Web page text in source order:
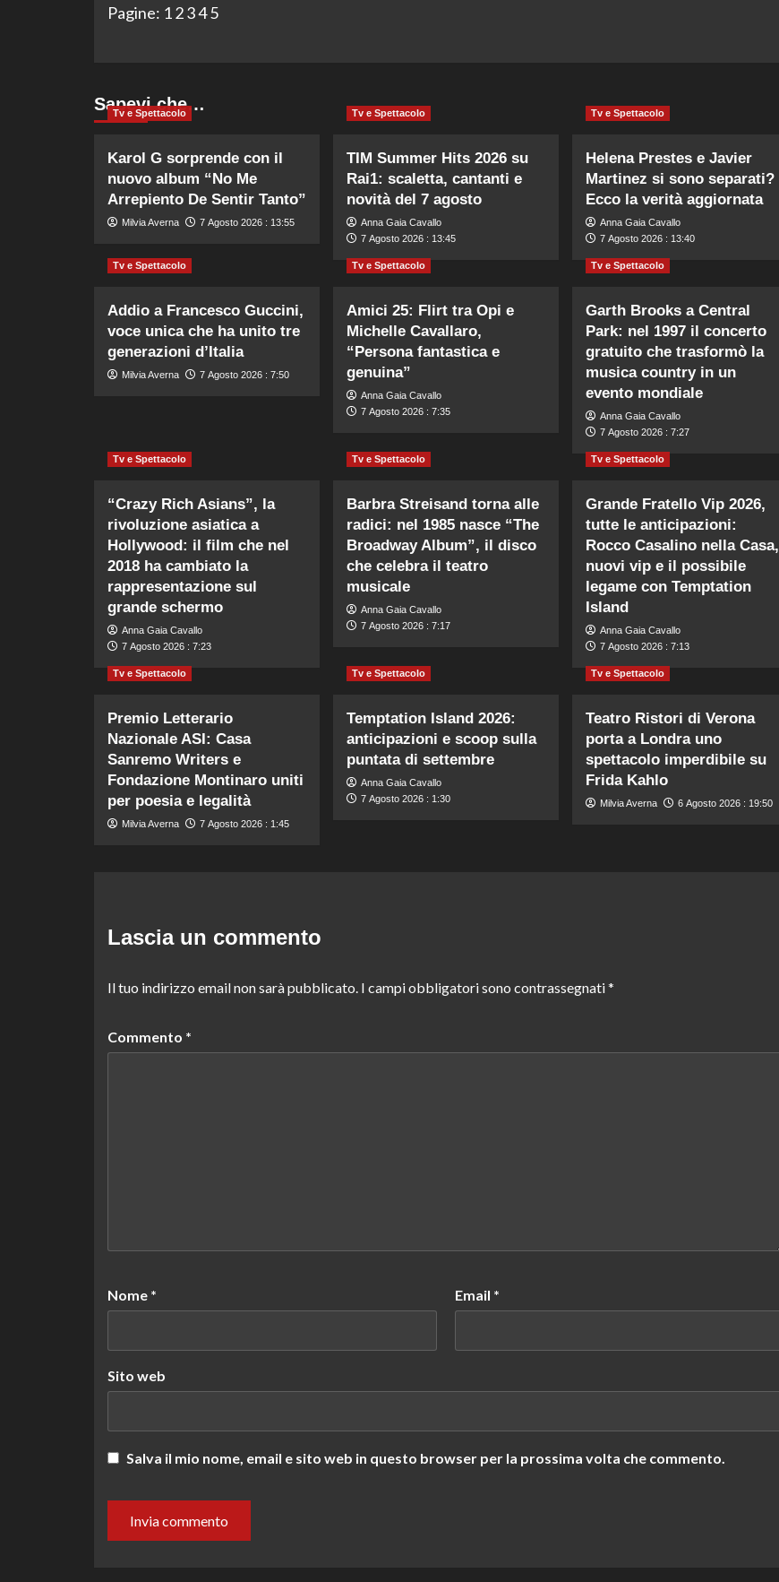
Pagine: 1 2 34 5
Sapevi che…
Tv e Spettacolo
Karol G sorprende con il
nuovo album “No Me
Arrepiento De Sentir Tanto”
Milvia Averna 7 Agosto 2026 : 13:55
Tv e Spettacolo
TIM Summer Hits 2026 su
Rai1: scaletta, cantanti e
novità del 7 agosto
Anna Gaia Cavallo
7 Agosto 2026 : 13:45
Tv e Spettacolo
Helena Prestes e Javier
Martinez si sono separati?
Ecco la verità aggiornata
Anna Gaia Cavallo
7 Agosto 2026 : 13:40
Tv e Spettacolo
Addio a Francesco Guccini,
voce unica che ha unito tre
generazioni d’Italia
Milvia Averna 7 Agosto 2026 : 7:50
Tv e Spettacolo
Amici 25: Flirt tra Opi e
Michelle Cavallaro,
“Persona fantastica e
genuina”
Anna Gaia Cavallo
7 Agosto 2026 : 7:35
Tv e Spettacolo
Garth Brooks a Central
Park: nel 1997 il concerto
gratuito che trasformò la
musica country in un
evento mondiale
Anna Gaia Cavallo
7 Agosto 2026 : 7:27
Tv e Spettacolo
“Crazy Rich Asians”, la
rivoluzione asiatica a
Hollywood: il film che nel
2018 ha cambiato la
rappresentazione sul
grande schermo
Anna Gaia Cavallo
7 Agosto 2026 : 7:23
Tv e Spettacolo
Barbra Streisand torna alle
radici: nel 1985 nasce “The
Broadway Album”, il disco
che celebra il teatro
musicale
Anna Gaia Cavallo
7 Agosto 2026 : 7:17
Tv e Spettacolo
Grande Fratello Vip 2026,
tutte le anticipazioni:
Rocco Casalino nella Casa,
nuovi vip e il possibile
legame con Temptation
Island
Anna Gaia Cavallo
7 Agosto 2026 : 7:13
Tv e Spettacolo
Premio Letterario
Nazionale ASI: Casa
Sanremo Writers e
Fondazione Montinaro uniti
per poesia e legalità
Milvia Averna 7 Agosto 2026 : 1:45
Tv e Spettacolo
Temptation Island 2026:
anticipazioni e scoop sulla
puntata di settembre
Anna Gaia Cavallo
7 Agosto 2026 : 1:30
Tv e Spettacolo
Teatro Ristori di Verona
porta a Londra uno
spettacolo imperdibile su
Frida Kahlo
Milvia Averna 6 Agosto 2026 : 19:50
Lascia un commento
Il tuo indirizzo email non sarà pubblicato. I campi obbligatori sono contrassegnati*
Commento *
Nome * Email *
Sito web
Salva il mio nome, email e sito web in questo browser per la prossima volta che commento.